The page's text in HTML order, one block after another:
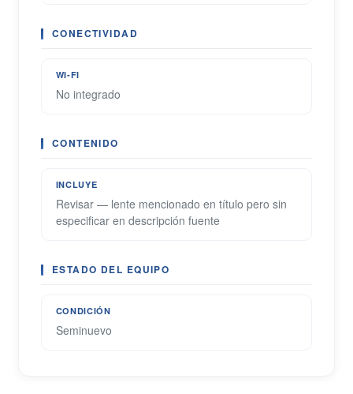
CONECTIVIDAD
WI-FI
No integrado
CONTENIDO
INCLUYE
Revisar — lente mencionado en título pero sin
especificar en descripción fuente
ESTADO DEL EQUIPO
CONDICIÓN
Seminuevo